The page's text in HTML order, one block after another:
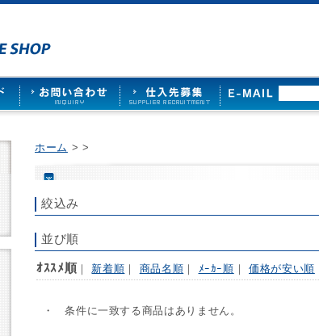
ホーム > >
絞込み
並び順
ｵｽｽﾒ順 ｜ 新着順 ｜ 商品名順 ｜ ﾒｰｶｰ順 ｜価格が安い順
・ 条件に一致する商品はありません。